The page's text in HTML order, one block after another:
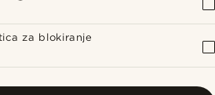
za blokiranje